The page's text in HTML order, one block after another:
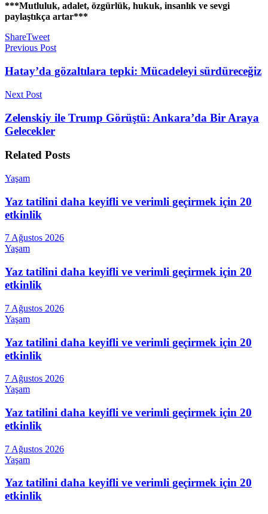
***Mutluluk, adalet, özgürlük, hukuk, insanlık ve sevgi
paylaştıkça artar***
ShareTweet
Previous Post
Hatay’da gözaltılara tepki: Mücadeleyi sürdüreceğiz
Next Post
Zelenskiy ile Trump Görüştü: Ankara’da Bir Araya
Gelecekler
Related Posts
Yaşam
Yaz tatilini daha keyifli ve verimli geçirmek için 20
etkinlik
7 Ağustos 2026
Yaşam
Yaz tatilini daha keyifli ve verimli geçirmek için 20
etkinlik
7 Ağustos 2026
Yaşam
Yaz tatilini daha keyifli ve verimli geçirmek için 20
etkinlik
7 Ağustos 2026
Yaşam
Yaz tatilini daha keyifli ve verimli geçirmek için 20
etkinlik
7 Ağustos 2026
Yaşam
Yaz tatilini daha keyifli ve verimli geçirmek için 20
etkinlik